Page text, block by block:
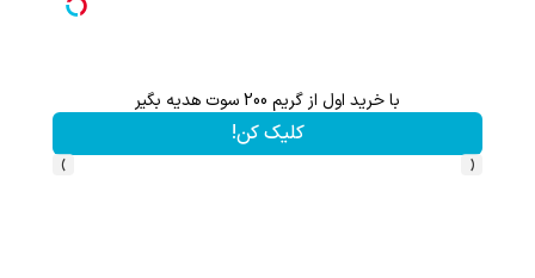
با خرید اول از گریم 200 سوت هدیه بگیر
کلیک کن!
‹
›